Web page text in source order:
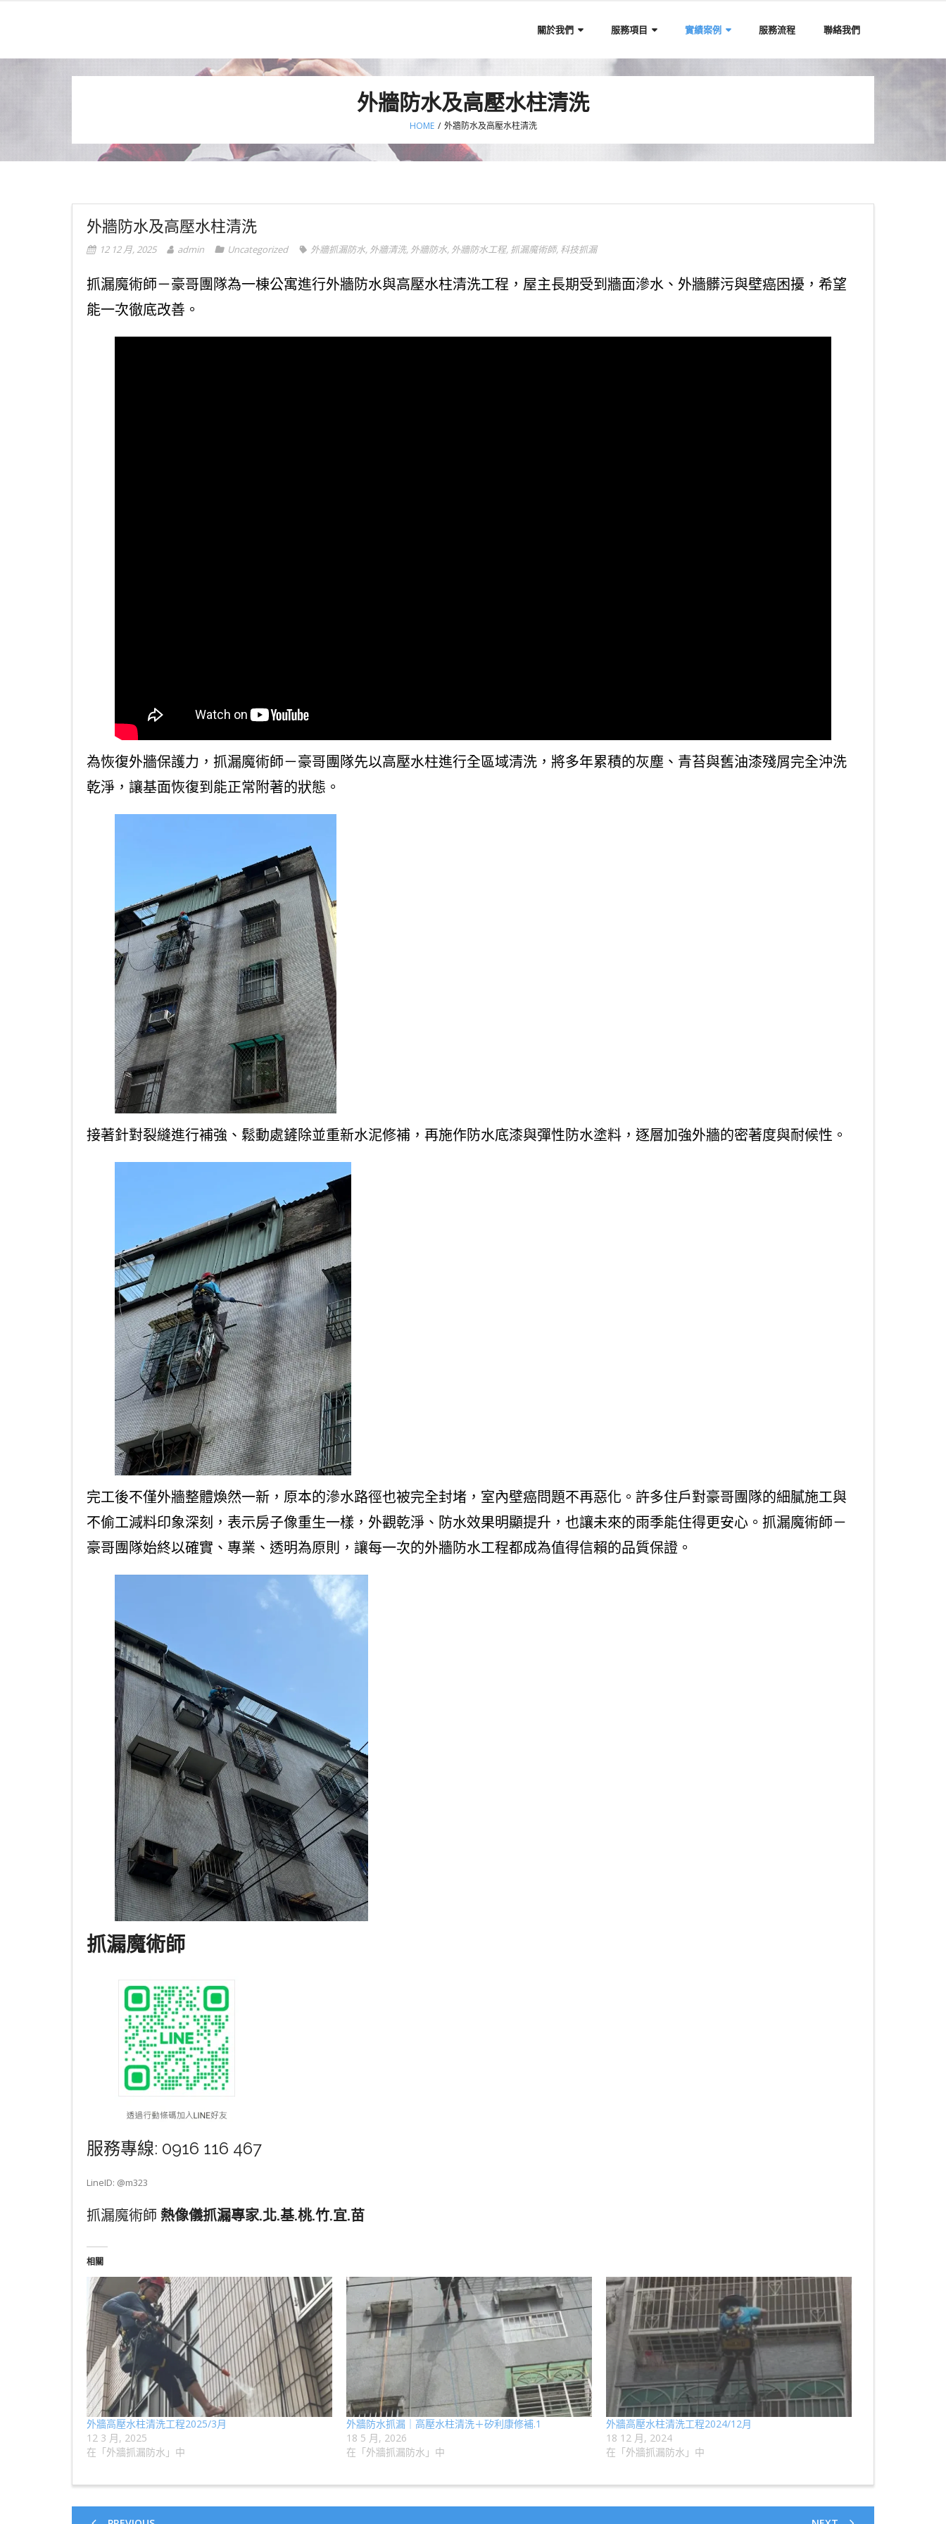
關於我們 服務項目 實績案例 服務流程 聯絡我們
外牆防水及高壓水柱清洗
HOME / 外牆防水及高壓水柱清洗
外牆防水及高壓水柱清洗
12 12 月, 2025 admin Uncategorized 外牆抓漏防水, 外牆清洗, 外牆防水, 外牆防水工程, 抓漏魔術師, 科技抓漏
抓漏魔術師－豪哥團隊為一棟公寓進行外牆防水與高壓水柱清洗工程，屋主長期受到牆面滲水、外牆髒污與壁癌困擾，希望
能一次徹底改善。
為恢復外牆保護力，抓漏魔術師－豪哥團隊先以高壓水柱進行全區域清洗，將多年累積的灰塵、青苔與舊油漆殘屑完全沖洗
乾淨，讓基面恢復到能正常附著的狀態。
接著針對裂縫進行補強、鬆動處鏟除並重新水泥修補，再施作防水底漆與彈性防水塗料，逐層加強外牆的密著度與耐候性。
完工後不僅外牆整體煥然一新，原本的滲水路徑也被完全封堵，室內壁癌問題不再惡化。許多住戶對豪哥團隊的細膩施工與
不偷工減料印象深刻，表示房子像重生一樣，外觀乾淨、防水效果明顯提升，也讓未來的雨季能住得更安心。抓漏魔術師－
豪哥團隊始終以確實、專業、透明為原則，讓每一次的外牆防水工程都成為值得信賴的品質保證。
抓漏魔術師
服務專線: 0916 116 467
LineID: @m323
抓漏魔術師 熱像儀抓漏專家.北.基.桃.竹.宜.苗
相關
外牆高壓水柱清洗工程2025/3月
12 3 月, 2025
在「外牆抓漏防水」中
外牆防水抓漏｜高壓水柱清洗＋矽利康修補.1
18 5 月, 2026
在「外牆抓漏防水」中
外牆高壓水柱清洗工程2024/12月
18 12 月, 2024
在「外牆抓漏防水」中